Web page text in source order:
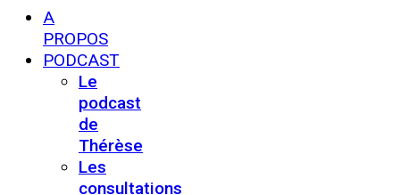
A
PROPOS
PODCAST
Le
podcast
de
Thérèse
Les
consultations